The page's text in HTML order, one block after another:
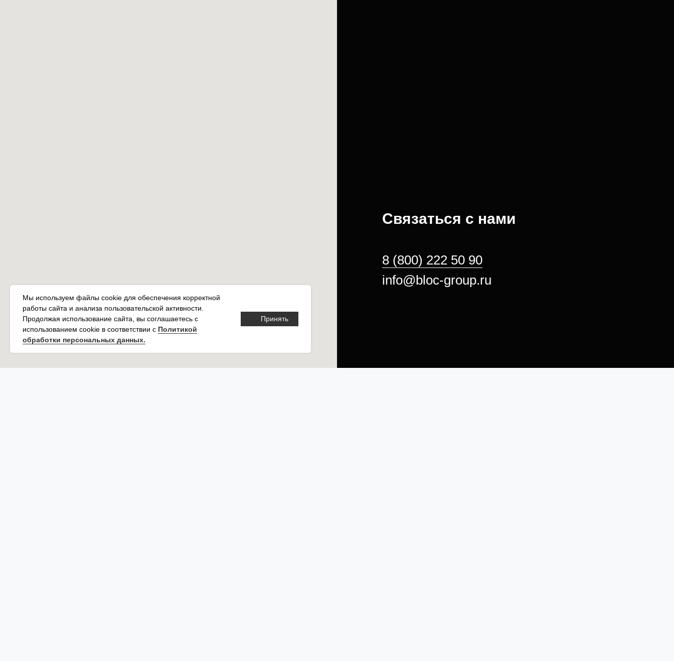
Связаться с нами
8 (800) 222 50 90
info@bloc-group.ru
Мы используем файлы cookie для обеспечения корректной
работы сайта и анализа пользовательской активности.
Продолжая использование сайта, вы соглашаетесь с
использованием cookie в соответствии с Политикой
обработки персональных данных.
Принять